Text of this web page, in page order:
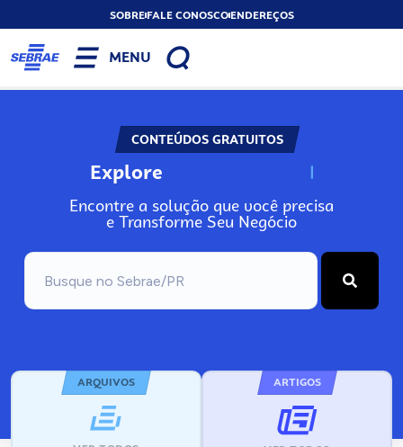
SOBREFALE CONOSCOENDEREÇOS
MENU
CONTEÚDOS GRATUITOS
Explore N
Encontre a solução que você precisa
e Transforme Seu Negócio
ARQUIVOS ARTIGOS